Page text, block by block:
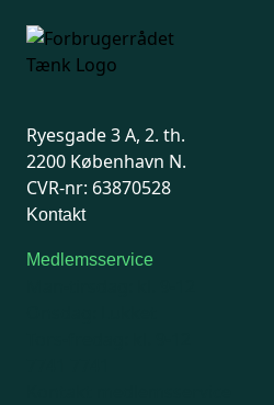
Ryesgade 3 A, 2. th.
2200 København N.
CVR-nr: 63870528
Kontakt
Medlemsservice